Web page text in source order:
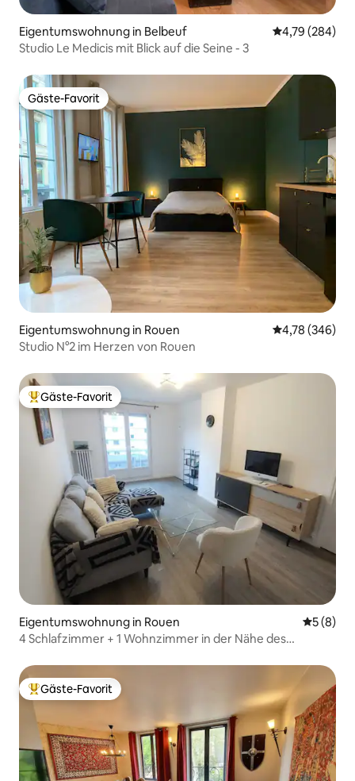
Eigentumswohnung in Belbeuf
4,79 (284)
Studio Le Medicis mit Blick auf die Seine - 3
Gäste-Favorit
Gäste-Favorit
Eigentumswohnung in Rouen
4,78 (346)
Studio N°2 im Herzen von Rouen
Beliebter Gäste-Favorit.
Gäste-Favorit
Eigentumswohnung in Rouen
5 (8)
4 Schlafzimmer + 1 Wohnzimmer in der Nähe des
Beliebter Gäste-Favorit.
Gäste-Favorit